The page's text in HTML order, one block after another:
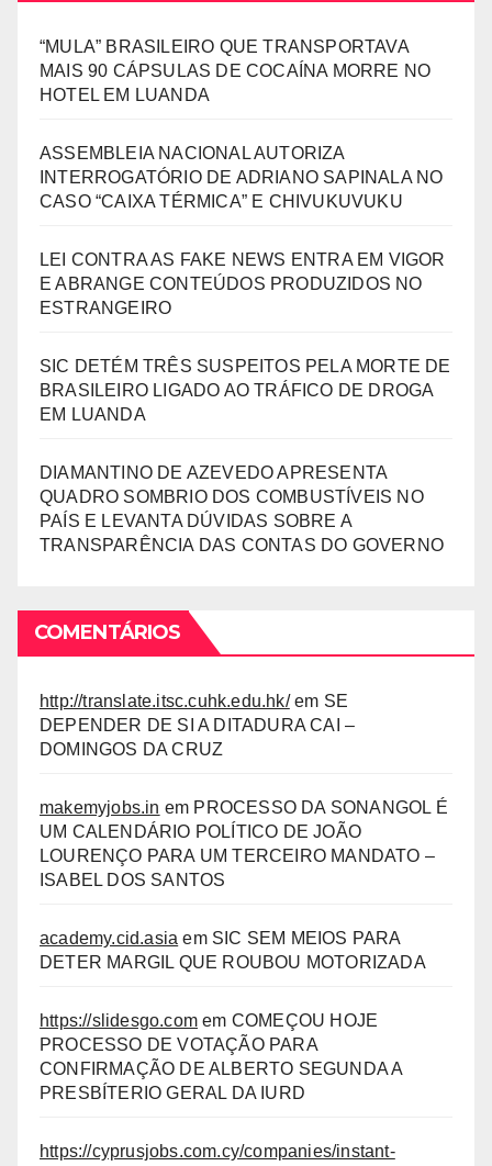
“MULA” BRASILEIRO QUE TRANSPORTAVA
MAIS 90 CÁPSULAS DE COCAÍNA MORRE NO
HOTEL EM LUANDA
ASSEMBLEIA NACIONAL AUTORIZA
INTERROGATÓRIO DE ADRIANO SAPINALA NO
CASO “CAIXA TÉRMICA” E CHIVUKUVUKU
LEI CONTRA AS FAKE NEWS ENTRA EM VIGOR
E ABRANGE CONTEÚDOS PRODUZIDOS NO
ESTRANGEIRO
SIC DETÉM TRÊS SUSPEITOS PELA MORTE DE
BRASILEIRO LIGADO AO TRÁFICO DE DROGA
EM LUANDA
DIAMANTINO DE AZEVEDO APRESENTA
QUADRO SOMBRIO DOS COMBUSTÍVEIS NO
PAÍS E LEVANTA DÚVIDAS SOBRE A
TRANSPARÊNCIA DAS CONTAS DO GOVERNO
COMENTÁRIOS
http://translate.itsc.cuhk.edu.hk/em SE
DEPENDER DE SI A DITADURA CAI –
DOMINGOS DA CRUZ
makemyjobs.in em PROCESSO DA SONANGOL É
UM CALENDÁRIO POLÍTICO DE JOÃO
LOURENÇO PARA UM TERCEIRO MANDATO –
ISABEL DOS SANTOS
academy.cid.asia em SIC SEM MEIOS PARA
DETER MARGIL QUE ROUBOU MOTORIZADA
https://slidesgo.com em COMEÇOU HOJE
PROCESSO DE VOTAÇÃO PARA
CONFIRMAÇÃO DE ALBERTO SEGUNDA A
PRESBÍTERIO GERAL DA IURD
https://cyprusjobs.com.cy/companies/instant-